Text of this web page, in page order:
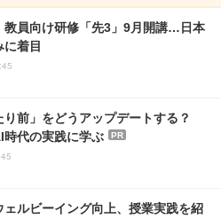
教員向け研修「先3」9月開講…日本
に着目
り前」をどうアップデートする？
時代の実践に学ぶ
PR
ェルビーイング向上、授業実践を紹